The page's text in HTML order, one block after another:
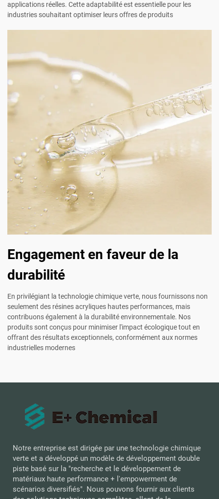
applications réelles. Cette adaptabilité est essentielle pour les
industries souhaitant optimiser leurs offres de produits
Engagement en faveur de la
durabilité
En privilégiant la technologie chimique verte, nous fournissons non
seulement des résines acryliques hautes performances, mais
contribuons également à la durabilité environnementale. Nos
produits sont conçus pour minimiser l'impact écologique tout en
offrant des résultats exceptionnels, conformément aux normes
industrielles modernes
Notre entreprise est dirigée par une technologie chimique
verte et a développé un modèle de développement double
piste basé sur la "recherche et le développement de
matériaux haute performance + l'empowerment de
scénarios diversifiés". Nous pouvons fournir aux clients